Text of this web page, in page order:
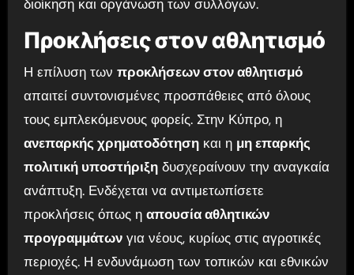
διοίκηση και οργάνωση των συλλόγων.
Προκλήσεις στον αθλητισμό
Η επίλυση των προκλήσεων στον αθλητισμό
απαιτεί συντονισμένες προσπάθειες από όλους
τους εμπλεκόμενους φορείς. Στην Κύπρο, η
ανεπαρκής χρηματοδότησηκαι η μη επαρκής
πολιτική υποστήριξηδυσχεραίνουν την αναγκαία
ανάπτυξη. Ενδέχεται να αντιμετωπίσετε
προκλήσεις όπως η απουσία αθλητικών
προγραμμάτωνγια νέους, κυρίως στις αγροτικές
περιοχές. Η ενδυνάμωση των τοπικών και εθνικών